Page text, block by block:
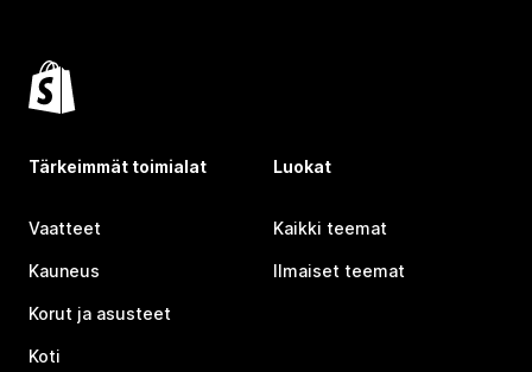
Tärkeimmät toimialat
Vaatteet
Kauneus
Korut ja asusteet
Koti
Luokat
Kaikki teemat
Ilmaiset teemat